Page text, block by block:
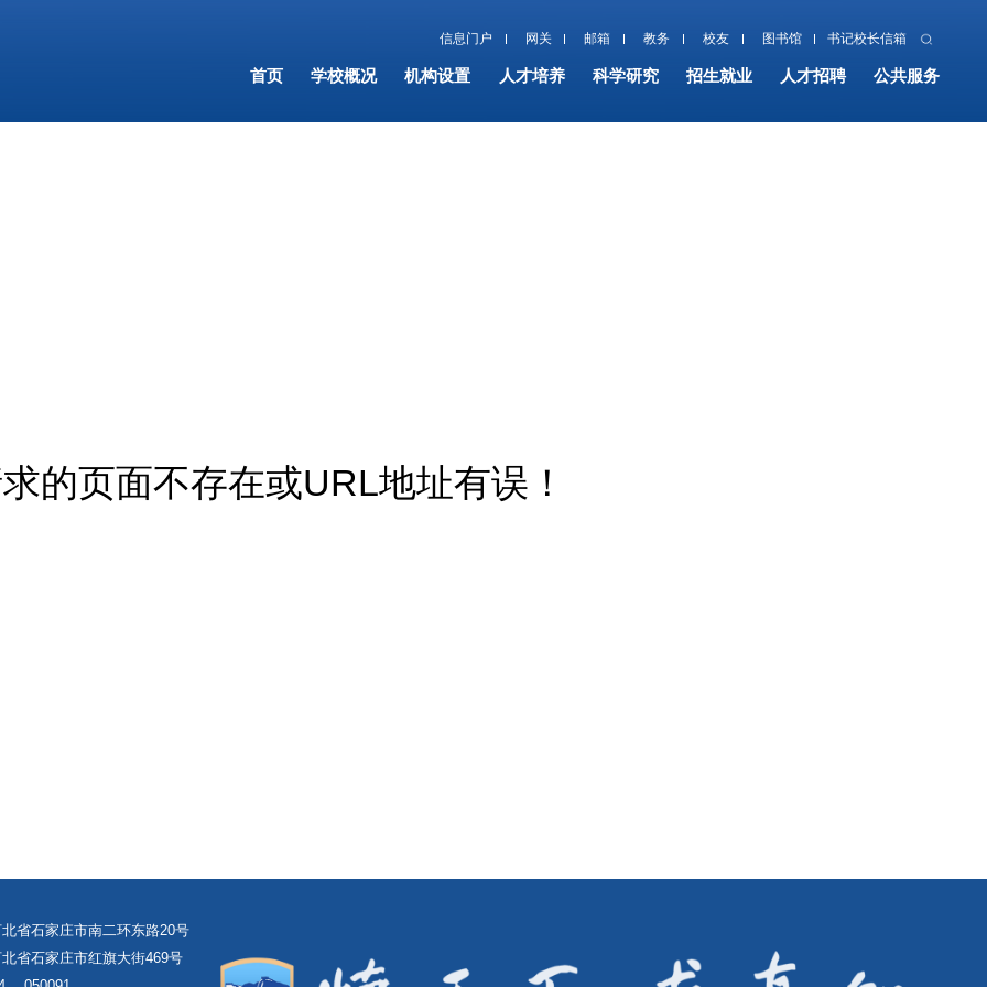
信息门户 网关 邮箱 教务 校友 图书馆 书记校长信箱
首页 学校概况 机构设置 人才培养 科学研究 招生就业 人才招聘 公共服务
的页面不存在或URL地址有误！
省石家庄市南二环东路20号
省石家庄市红旗大街469号